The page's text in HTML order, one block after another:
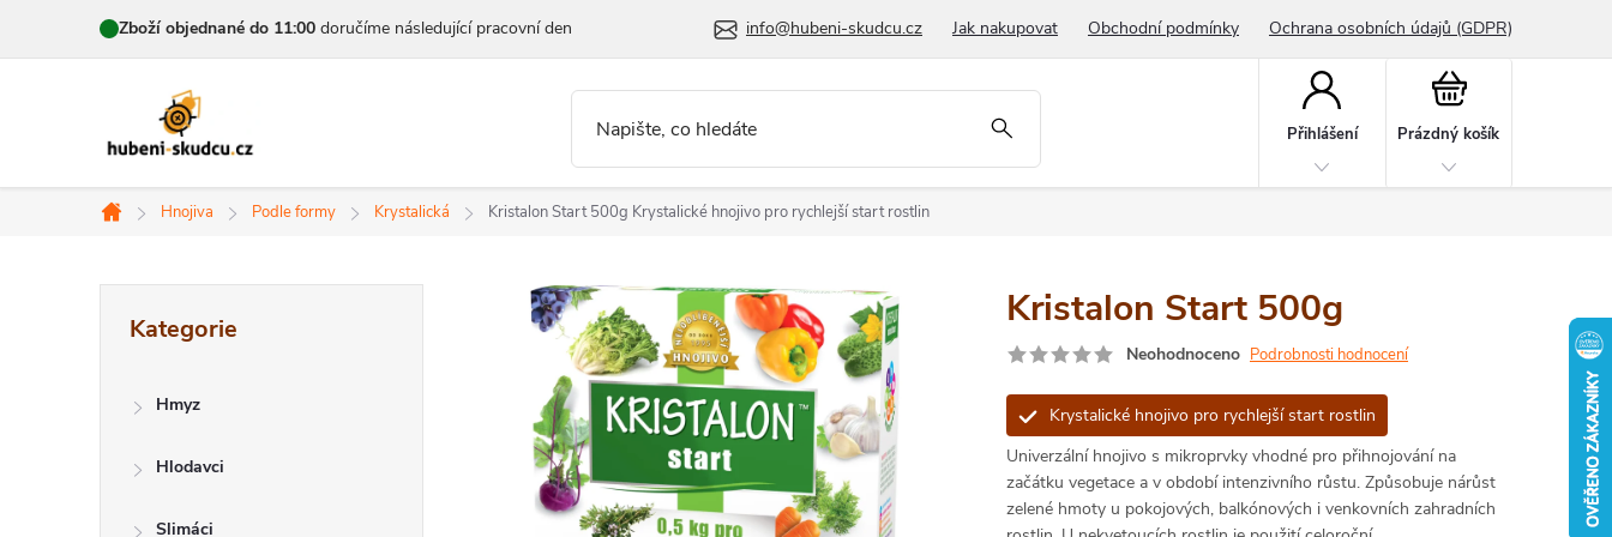
Zboží objednané do 11:00 doručíme následující pracovní den info@hubeni-skudcu.cz Jak nakupovat Obchodní podmínky Ochrana osobních údajů (GDPR)
Přihlášení
Nákupní
Prázdný košík
Domů
Hnojiva Podle formy Krystalická Kristalon Start 500g Krystalické hnojivo pro rychlejší start rostlin
kategorie
Kategorie
Hmyz
Hlodavci
Slimáci
Kristalon Start 500g
Neohodnoceno Podrobnosti hodnocení
Krystalické hnojivo pro rychlejší start rostlin
Univerzální hnojivo s mikroprvky vhodné pro přihnojování na
začátku vegetace a v období intenzivního růstu. Způsobuje nárůst
zelené hmoty u pokojových, balkónových i venkovních zahradních